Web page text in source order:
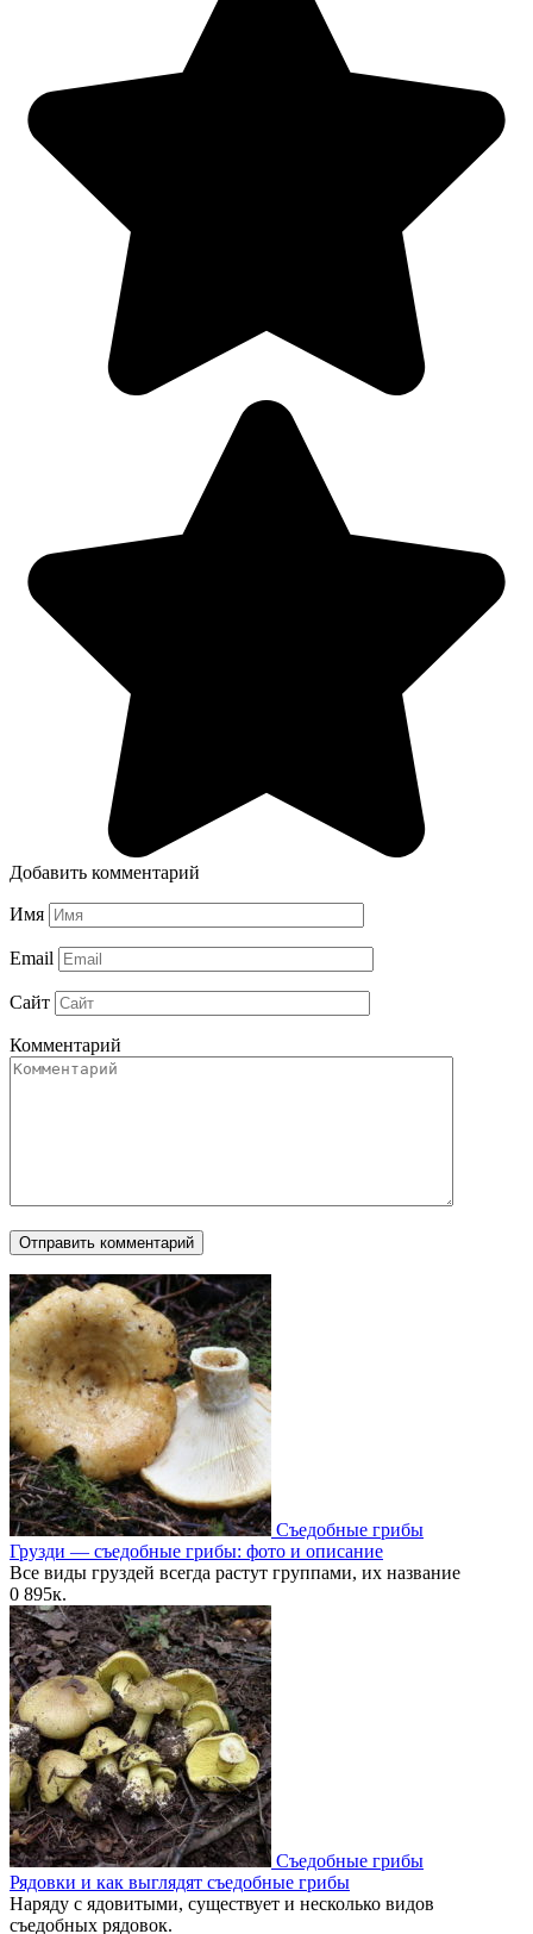
Добавить комментарий
Имя
Email
Сайт
Комментарий
Съедобные грибы
Грузди — съедобные грибы: фото и описание
Все виды груздей всегда растут группами, их название
0 895к.
Съедобные грибы
Рядовки и как выглядят съедобные грибы
Наряду с ядовитыми, существует и несколько видов
съедобных рядовок.